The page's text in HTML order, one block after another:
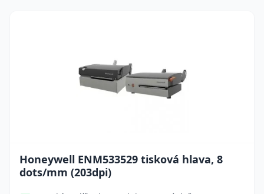
Honeywell ENM533529 tisková hlava, 8
dots/mm (203dpi)